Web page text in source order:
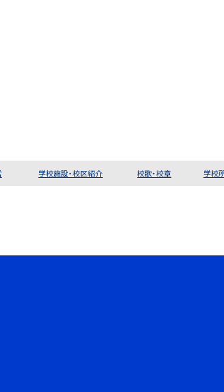
学校施設・校区紹介 校歌・校章 学校